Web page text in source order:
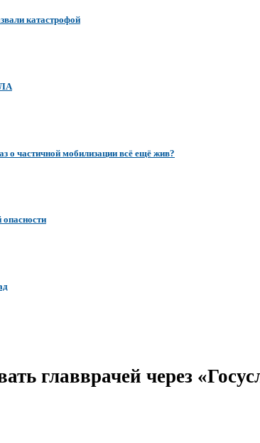
катастрофой
о частичной мобилизации всё ещё жив?
главврачей через